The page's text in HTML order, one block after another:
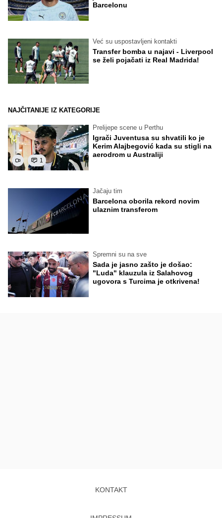
Barcelonu
Već su uspostavljeni kontakti
Transfer bomba u najavi - Liverpool
se želi pojačati iz Real Madrida!
NAJČITANIJE IZ KATEGORIJE
1
Prelijepe scene u Perthu
Igrači Juventusa su shvatili ko je
Kerim Alajbegović kada su stigli na
aerodrom u Australiji
Jačaju tim
Barcelona oborila rekord novim
ulaznim transferom
Spremni su na sve
Sada je jasno zašto je došao:
"Luda" klauzula iz Salahovog
ugovora s Turcima je otkrivena!
KONTAKT